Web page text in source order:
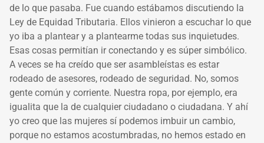
de lo que pasaba. Fue cuando estábamos discutiendo la
Ley de Equidad Tributaria. Ellos vinieron a escuchar lo que
yo iba a plantear y a plantearme todas sus inquietudes.
Esas cosas permitían ir conectando y es súper simbólico.
A veces se ha creído que ser asambleístas es estar
rodeado de asesores, rodeado de seguridad. No, somos
gente común y corriente. Nuestra ropa, por ejemplo, era
igualita que la de cualquier ciudadano o ciudadana. Y ahí
yo creo que las mujeres sí podemos imbuir un cambio,
porque no estamos acostumbradas, no hemos estado en